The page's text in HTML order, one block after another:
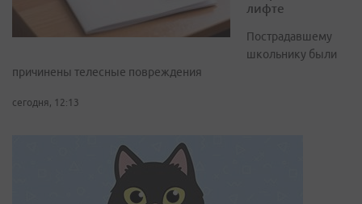
лифте
Пострадавшему
школьнику были
причинены телесные повреждения
сегодня, 12:13